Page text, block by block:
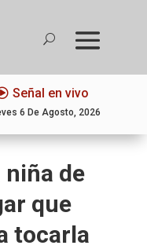
Señal en vivo
6 De Agosto, 2026
niña de
que
tocarla